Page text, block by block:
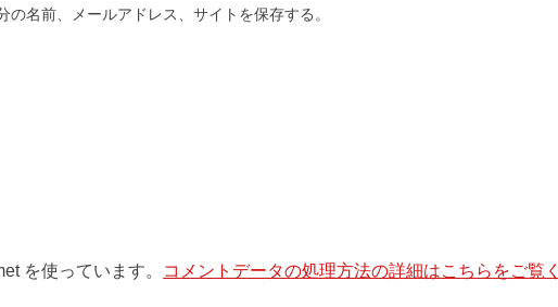
名前、メールアドレス、サイトを保存する。
を使っています。 コメントデータの処理方法の詳細はこちらをご覧